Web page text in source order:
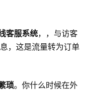
客服系统，，与访客
，这是流量转为订单
琐。你什么时候在外